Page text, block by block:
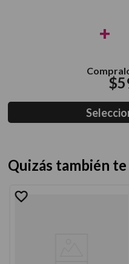
+
$
Quizás también